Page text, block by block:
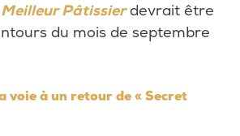
Meilleur Pâtissierdevrait être
du mois de septembre
voie à un retour de « Secret